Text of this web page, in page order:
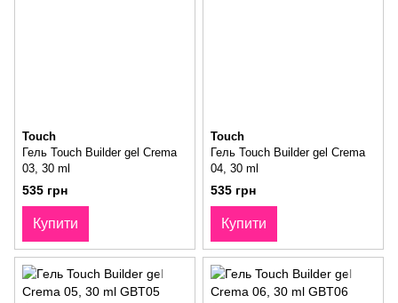
Touch
Гель Touch Builder gel Crema
03, 30 ml
535 грн
Купити
Touch
Гель Touch Builder gel Crema
04, 30 ml
535 грн
Купити